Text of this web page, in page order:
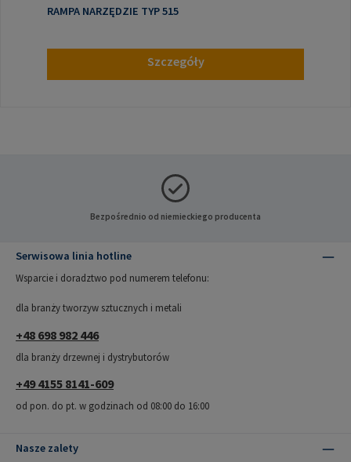
RAMPA NARZĘDZIE TYP 515
Szczegóły
Bezpośrednio od niemieckiego producenta
Serwisowa linia hotline
Wsparcie i doradztwo pod numerem telefonu:
dla branży tworzyw sztucznych i metali
+48 698 982 446
dla branży drzewnej i dystrybutorów
+49 4155 8141-609
od pon. do pt. w godzinach od 08:00 do 16:00
Nasze zalety